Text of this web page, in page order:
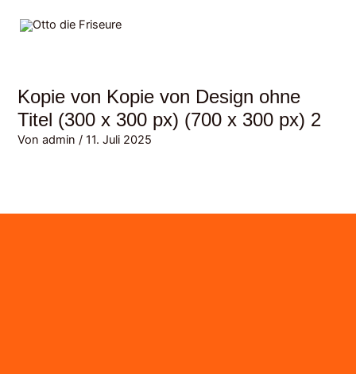
Inhalt
Kopie von Kopie von Design ohne
Titel (300 x 300 px) (700 x 300 px) 2
Vonadmin/11. Juli 2025